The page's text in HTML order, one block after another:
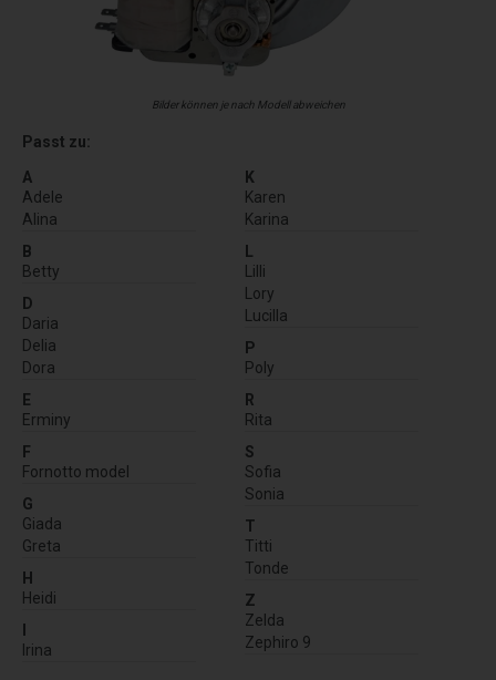
Bilder können je nach Modell abweichen
Passt zu:
A
Adele
Alina
B
Betty
D
Daria
Delia
Dora
E
Erminy
F
Fornotto model
G
Giada
Greta
H
Heidi
Irina
K
Karen
Karina
L
Lilli
Lory
Lucilla
P
Poly
R
Rita
S
Sofia
Sonia
T
Titti
Tonde
Z
Zelda
Zephiro 9